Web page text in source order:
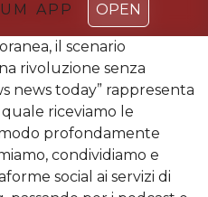
APP OPEN
APP OPEN
il scenario
rivoluzione senza
news today” rappresenta
riceviamo le
profondamente
condividiamo e
social ai servizi di